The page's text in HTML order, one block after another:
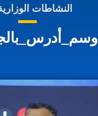
النشاطات الوزارية